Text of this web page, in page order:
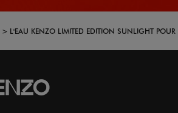
L'EAU KENZO LIMITED EDITION SUNLIGHT POUR